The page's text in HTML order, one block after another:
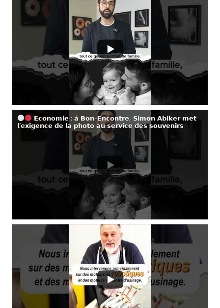
𝗘𝗰𝗼𝗻𝗼𝗺𝗶𝗲 : 𝗮̀ 𝗕𝗼𝗻-𝗘𝗻𝗰𝗼𝗻𝘁𝗿𝗲, 𝗦𝗶𝗺𝗼𝗻 𝗔𝗯𝗶𝗸𝗲𝗿 𝗺𝗲𝘁
𝗹’𝗲𝘅𝗶𝗴𝗲𝗻𝗰𝗲 𝗱𝗲 𝗹𝗮 𝗽𝗵𝗼𝘁𝗼 𝗮𝘂 𝘀𝗲𝗿𝘃𝗶𝗰𝗲 𝗱𝗲𝘀 𝘀𝗼𝘂𝘃𝗲𝗻𝗶𝗿𝘀